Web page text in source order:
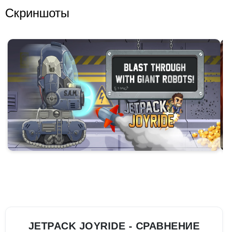
Скриншоты
JETPACK JOYRIDE - СРАВНЕНИЕ